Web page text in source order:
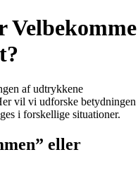
Velbekomme
af udtrykkene
vil vi udforske betydningen
i forskellige situationer.
eller